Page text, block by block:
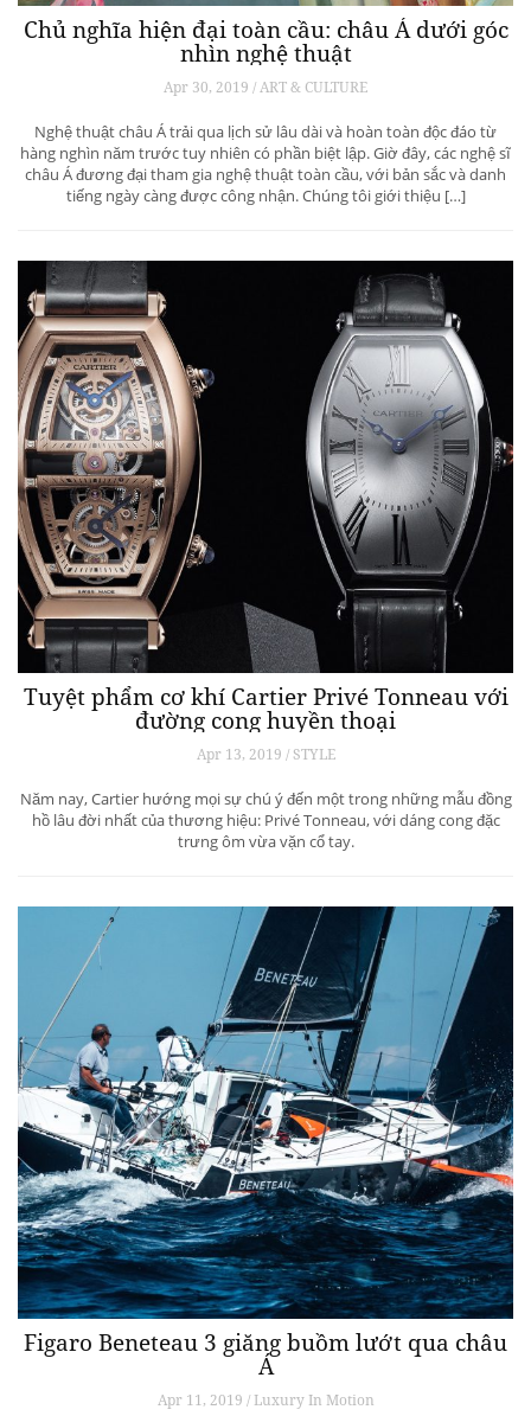
Chủ nghĩa hiện đại toàn cầu: châu Á dưới góc
nhìn nghệ thuật
Apr 30, 2019 / ART & CULTURE
Nghệ thuật châu Á trải qua lịch sử lâu dài và hoàn toàn độc đáo từ
hàng nghìn năm trước tuy nhiên có phần biệt lập. Giờ đây, các nghệ sĩ
châu Á đương đại tham gia nghệ thuật toàn cầu, với bản sắc và danh
tiếng ngày càng được công nhận. Chúng tôi giới thiệu […]
Tuyệt phẩm cơ khí Cartier Privé Tonneau với
đường cong huyền thoại
Apr 13, 2019 / STYLE
Năm nay, Cartier hướng mọi sự chú ý đến một trong những mẫu đồng
hồ lâu đời nhất của thương hiệu: Privé Tonneau, với dáng cong đặc
trưng ôm vừa vặn cổ tay.
Figaro Beneteau 3 giăng buồm lướt qua châu
Á
Apr 11, 2019 / Luxury In Motion